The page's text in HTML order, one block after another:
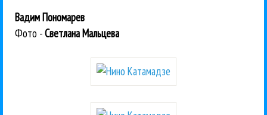
Вадим Пономарев
Фото -Светлана Мальцева